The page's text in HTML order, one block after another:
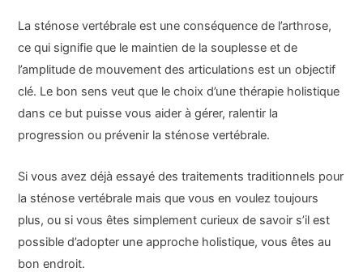
La sténose vertébrale est une conséquence de l’arthrose,
ce qui signifie que le maintien de la souplesse et de
l’amplitude de mouvement des articulations est un objectif
clé. Le bon sens veut que le choix d’une thérapie holistique
dans ce but puisse vous aider à gérer, ralentir la
progression ou prévenir la sténose vertébrale.
Si vous avez déjà essayé des traitements traditionnels pour
la sténose vertébrale mais que vous en voulez toujours
plus, ou si vous êtes simplement curieux de savoir s’il est
possible d’adopter une approche holistique, vous êtes au
bon endroit.